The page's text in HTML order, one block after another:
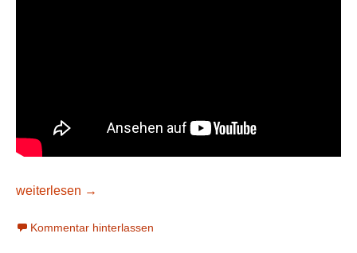
Vorbericht zur Spiel Digital: itten (Japan)
weiterlesen →
Kommentar hinterlassen